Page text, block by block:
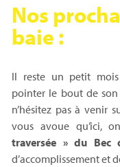
Nos
baie :
Il reste un petit mois
pointer le bout de son
n’hésitez pas à venir
vous avoue qu’ici,
traversée » du Bec
d’accomplissement et